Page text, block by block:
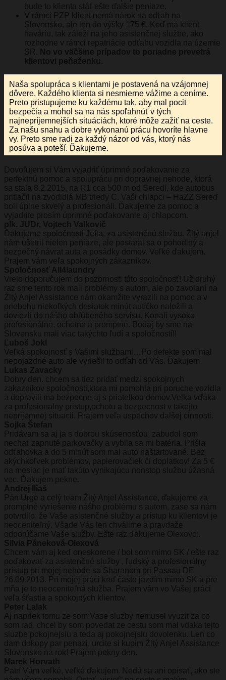
bude to klienta stáť ešte ďalšie peniaze.
V rámci PZP klient nemá nárok na odťah na
Slovensko, ale len do výšky 175 €. Keď má klient
haváriu, tak záleží na jeho asistenčnej službe, ako
rozhodne v rámci repatriácie odťahu vozidla na územie
SR. No vo väčšine prípadov to poriadne prevetrá
klientovi peňaženku.
Naša spolupráca s klientami je postavená na vzájomnej
dôvere. Každého klienta si nesmierne vážime a ceníme.
Preto pristupujeme ku každému tak, aby mal pocit
bezpečia a mohol sa na nás spoľahnúť v tých
najnepríjemnejších situáciách, ktoré môže zažiť na ceste.
Za našu snahu a dobre vykonanú prácu hovoríte hlavne
vy. Preto sme radi za každý názor od vás, ktorý nás
posúva a poteší. Ďakujeme.
Dovoľujem si Vám vyjadriť úprimné poďakovanie za
perfektnú pomoc a spoluprácu pri dopravnej nehode, ktorá
sa stala 8.2.2015, na R1 cca 500 m od Seredi, kde autobus
pritlačil na zvodidlá MB triedy C. Vaši chlapci – HaZZ Sereď
boli úplne skvelý a profesionáli. Ďakujeme za pomoc a
vyjadrite prosím úprimné poďakovanie aj chlapcom.
plk. JUDr. Vojtech Valkovič
Ďakujeme spoločnosti Jefta, za asistenčnú službu. Žltý anjel
nám ušetril nielen peniaze, ale postaral sa o pohodlný a
bezpečný návrat auta a posádky domov. Veľké ďakujem.
Prajem vám veľa spokojných zákazníkov.
Spoločnosť All4laundry
Vrelo doporučujem do pozornosti túto spoločnosť! Už druhý
raz sme tento rok mali problémy s autom, ale po zavolaní na
Žltý Anjel Assistance nám okamžite vyrazili na pomoc a v
priebehu niekoľkých desiatok minút autíčko naložili a
doviezli do nášho obľúbeného servisu. Konali vysoko
profesionálne, ochotne a promptne. Bodaj by sme na
Slovensku mali viac takýchto ľudí a spoločností!!
Ľuboš Jokl
Veľká spokojnosť s Vašimi službami…Po defekte som mal
nepojazdné auto ale vyriešil to odťah od Vás. Ďakujem
Lukas Zavacky
Dobry den. chcem sa tiez pridať medzi spokojnych
zakaznikov spoločnosti,ktora mi pomohla pri poruche vozidla
a dopravili ma bezpecne aj s priatelkou domov.Velka vďaka
za profesionalny pristup,ochotu a bezpecnost v takejto
neprijemnej situacii. Prajem veľa uspechov dalšej cinnosti.
Sojka Štefan
Pridávam sa aj ja s dobrou skúsenosťou, zabudol som
nechať zapnuté parkovačky a vybila sa mi batéria. Prišla
odťahovka a do 5 minút som mal auto naštartované. Bez
akýchkoľvek problémov, papierovačiek či doplatkov! Za 5 €
na mesiac je mať takúto vynikajúcu nonstop službu úžasná
vec. Ďakujem pekne.
Andrej Iliaš
Pán Urge a celý team Žltý Anjel Assistance, ďakujeme za
promptné vyriešenie nášho problému s autom, zase sa nám
potvrdilo, že Vaše asistenčné služby a prístup ku klientovi je
neoceniteľný. Všade Vás len chválime a pravdaže
odporúčame Vaše služby. Ešte raz ďakujeme Olexovci.
Silvia Páneková-Olexová
Chcem vám aj keď oneskorene / bol som mimo SK / ešte raz
poďakovať za asistenčné služby , ľudský a profesionálny
prístup pri mojej nehode so Sharanom pri Passau DE
26.09.2013. Pri mojej práci keď často jazdím mimo SK a pre
mňa je to neoceniteľná služba. Prajem vám vo Vašej práci
veľa šťastia a spokojných klientov.
Peter Lalak
Aj napriek tomu ze som Vase sluzby nemusel vyuzit za co
som rad, chcel by som povedat ze cestu som mal vdaka tejto
sluzbe pokojnejsiu a teda aj pokojnejsiu dovolenku. Len co
dam dokopy par penazi, urcite si kupim Žltý Anjel Assistance
Slovensko na rok! Prajem pekny den.
Marek Horvath
Patrí Vám veľké, veľké ďakujem. Nedá sa ani opísať, ako ste